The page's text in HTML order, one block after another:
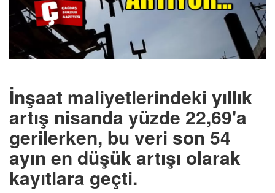
İnşaat maliyetlerindeki yıllık
artış nisanda yüzde 22,69'a
gerilerken, bu veri son 54
ayın en düşük artışı olarak
kayıtlara geçti.